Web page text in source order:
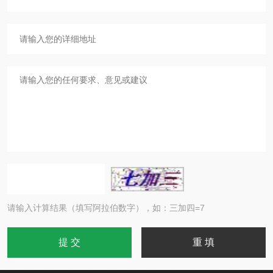
请输入计算结果（填写阿拉伯数字），如：三加四=7